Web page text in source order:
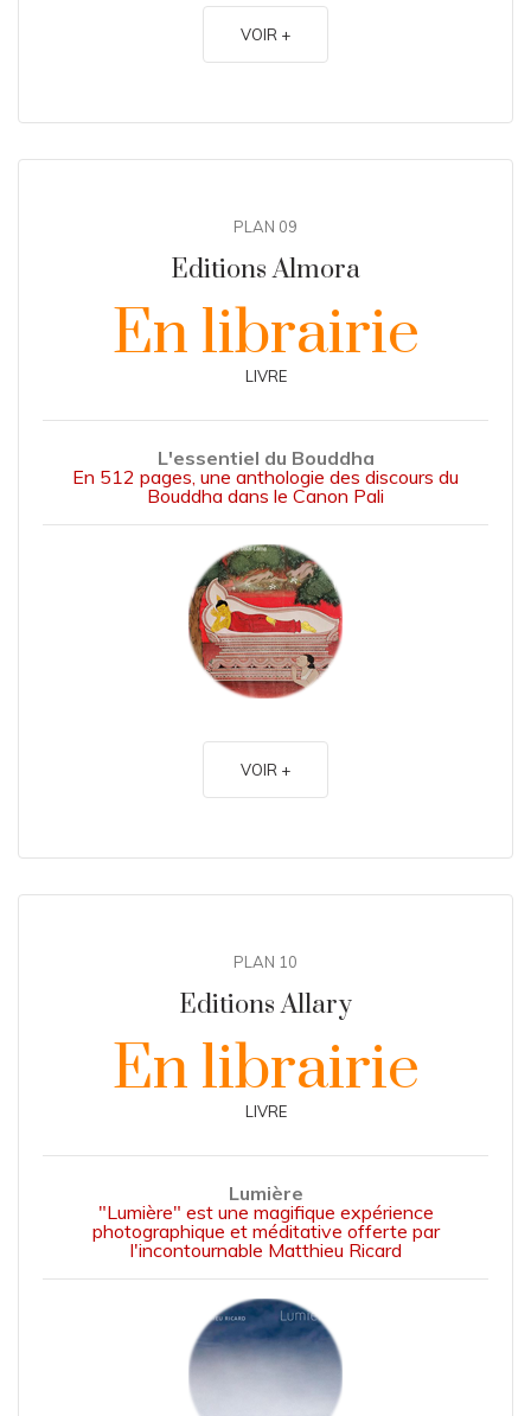
VOIR +
PLAN 09
Editions Almora
En librairie
LIVRE
L'essentiel du Bouddha
En 512 pages, une anthologie des discours du
Bouddha dans le Canon Pali
VOIR +
PLAN 10
Editions Allary
En librairie
LIVRE
Lumière
"Lumière" est une magifique expérience
photographique et méditative offerte par
l'incontournable Matthieu Ricard